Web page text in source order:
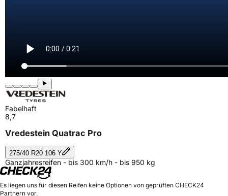
Fabelhaft
8,7
Vredestein Quatrac Pro
275/40 R20 106 Y
Ganzjahresreifen - bis 300 km/h - bis 950 kg
Es liegen uns für diesen Reifen keine Optionen von geprüften CHECK24
Partnern vor.